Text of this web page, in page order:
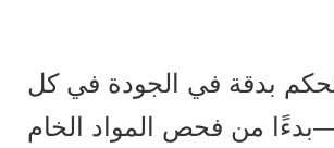
بدقة في الجودة في كل
من فحص المواد الخام